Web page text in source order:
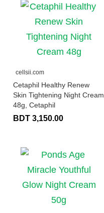
cellsii.com
Cetaphil Healthy Renew
Skin Tightening Night Cream
48g, Cetaphil
BDT 3,150.00